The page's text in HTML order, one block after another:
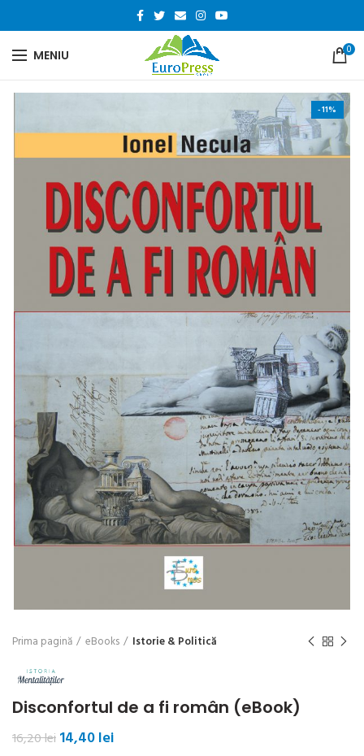
MENIU 0
-11%
Prima pagină eBooks Istorie & Politică
Disconfortul de a fi român (eBook)
16,20leiPrețul
14,40lei